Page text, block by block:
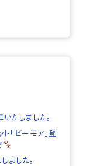
たしました。
「ビーモア」登
ました。